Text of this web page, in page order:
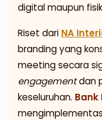
digital maupun
Riset dari NA
branding yang
meeting secara
engagementdan
keseluruhan. Bank